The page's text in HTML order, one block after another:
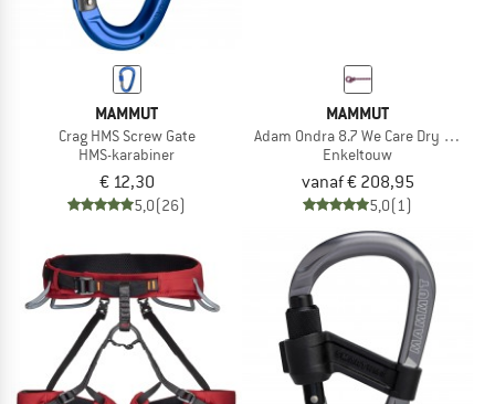
MAMMUT
Crag HMS Screw Gate
HMS-karabiner
€ 12,30
5,0(26)
MAMMUT
Adam Ondra 8.7 We Care Dry Rope
Enkeltouw
vanaf € 208,95
5,0(1)